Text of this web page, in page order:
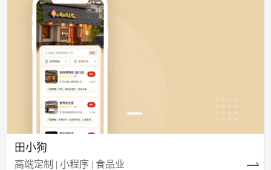
田小狗
高端定制 | 小程序 | 食品业